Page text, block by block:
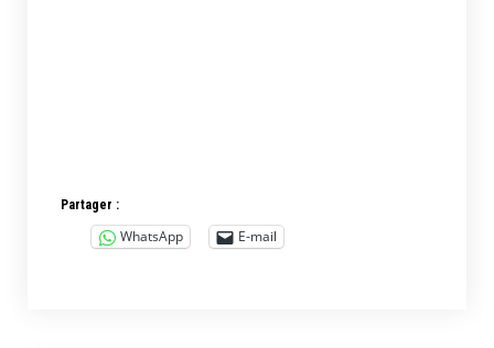
Partager :
WhatsApp E-mail